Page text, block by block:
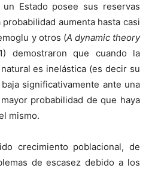
Estado posee sus reservas
aumenta hasta casi
y otros (A dynamic theory
demostraron que cuando la
es inelástica (es decir su
significativamente ante una
probabilidad de que haya
mismo.
crecimiento poblacional, de
de escasez debido a los